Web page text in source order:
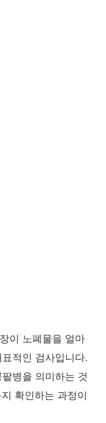
이 노폐물을 얼마
적인 검사입니다.
병을 의미하는 것
확인하는 과정이